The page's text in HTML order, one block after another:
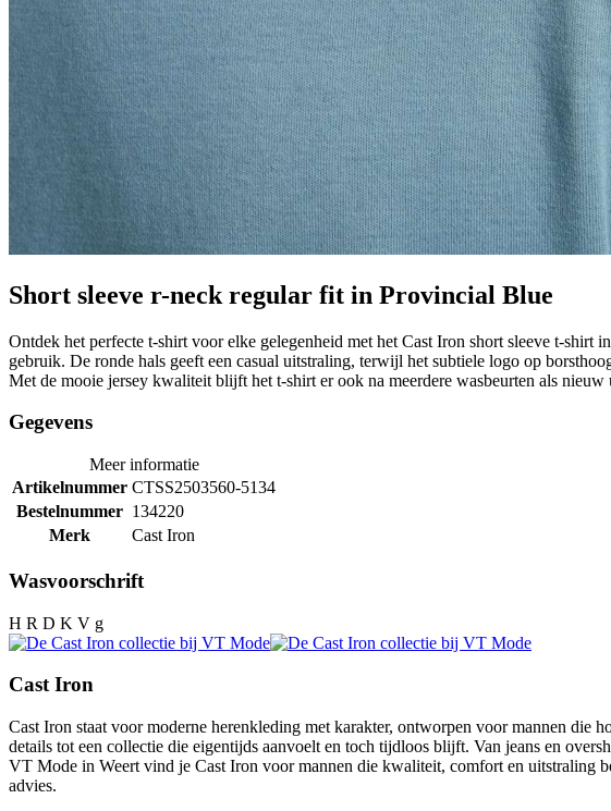
Short sleeve r-neck regular fit in Provincial Blue
Ontdek het perfecte t-shirt voor elke gelegenheid met het Cast Iron short sleeve t-
gebruik. De ronde hals geeft een casual uitstraling, terwijl het subtiele logo op
Met de mooie jersey kwaliteit blijft het t-shirt er ook na meerdere wasbeurten als
Gegevens
Meer informatie
Artikelnummer CTSS2503560-5134
Bestelnummer 134220
Merk
Cast Iron
Wasvoorschrift
H R D K V g
Cast Iron
Cast Iron staat voor moderne herenkleding met karakter, ontworpen voor mannen die
details tot een collectie die eigentijds aanvoelt en toch tijdloos blijft. Van jeans en
VT Mode in Weert vind je Cast Iron voor mannen die kwaliteit, comfort en uitstraling
advies.